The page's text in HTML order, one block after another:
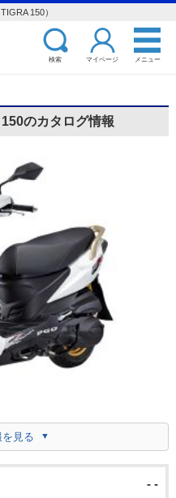
150）
検索 マイページ メニュー
のカタログ情報
を見る
- -